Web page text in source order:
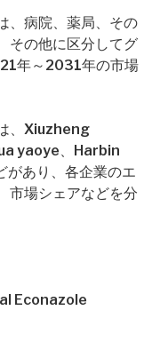
、病院、薬局、その
その他に区分してグ
年～2031年の市場
、Xiuzheng
yaoye、Harbin
あり、各企業のエ
市場シェアなどを分
Econazole